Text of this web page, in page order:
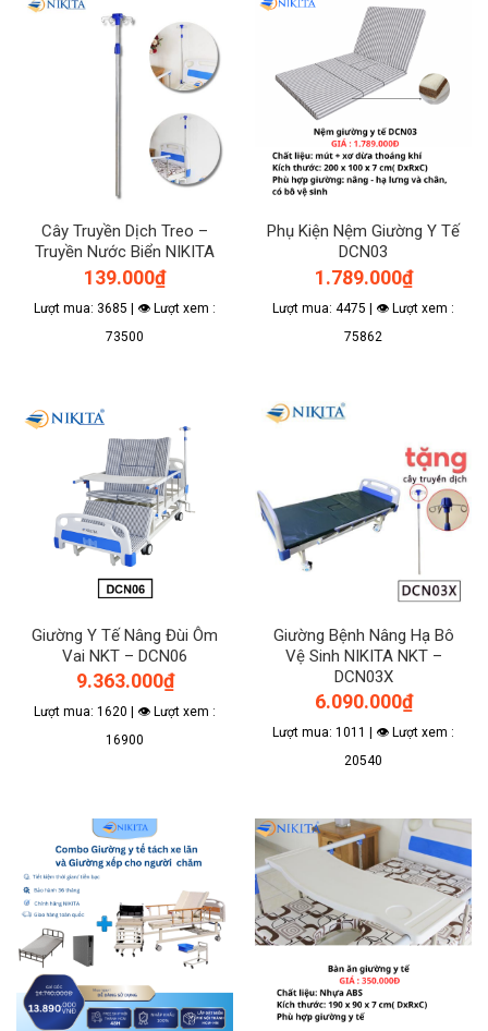
Cây Truyền Dịch Treo –
Truyền Nước Biển NIKITA
139.000₫
Lượt mua: 3685 | 👁 Lượt xem :
73500
Phụ Kiện Nệm Giường Y Tế
DCN03
1.789.000₫
Lượt mua: 4475 | 👁 Lượt xem :
75862
Giường Y Tế Nâng Đùi Ôm
Vai NKT – DCN06
9.363.000₫
Lượt mua: 1620 | 👁 Lượt xem :
16900
Giường Bệnh Nâng Hạ Bô
Vệ Sinh NIKITA NKT –
DCN03X
6.090.000₫
Lượt mua: 1011 | 👁 Lượt xem :
20540